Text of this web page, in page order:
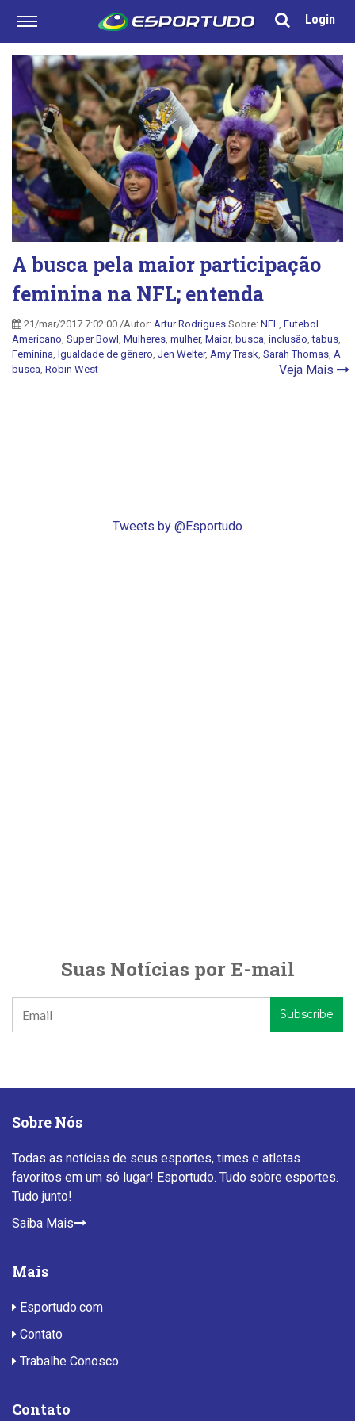
Login
A busca pela maior participação
feminina na NFL; entenda
21/mar/2017 7:02:00 /Autor: Artur Rodrigues Sobre: NFL
Futebol
Americano Super Bowl Mulheres mulher, Maior, busca inclusão ,tabus
Feminina Igualdade de gênero Jen Welter, Amy Trask Sarah Thomas A
busca Robin West Veja Mais
Tweets by @Esportudo
Suas Notícias por E-mail
Sobre Nós
Todas as notícias de seus esportes, times e atletas
favoritos em um só lugar! Esportudo. Tudo sobre esportes.
Tudo junto!
Saiba Mais
Mais
Esportudo.com
Contato
Trabalhe Conosco
Contato